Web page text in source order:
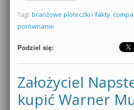
Tagi: branżowe ploteczki i fakty,
porównanie
Podziel się:
Założyciel
kupić Warner